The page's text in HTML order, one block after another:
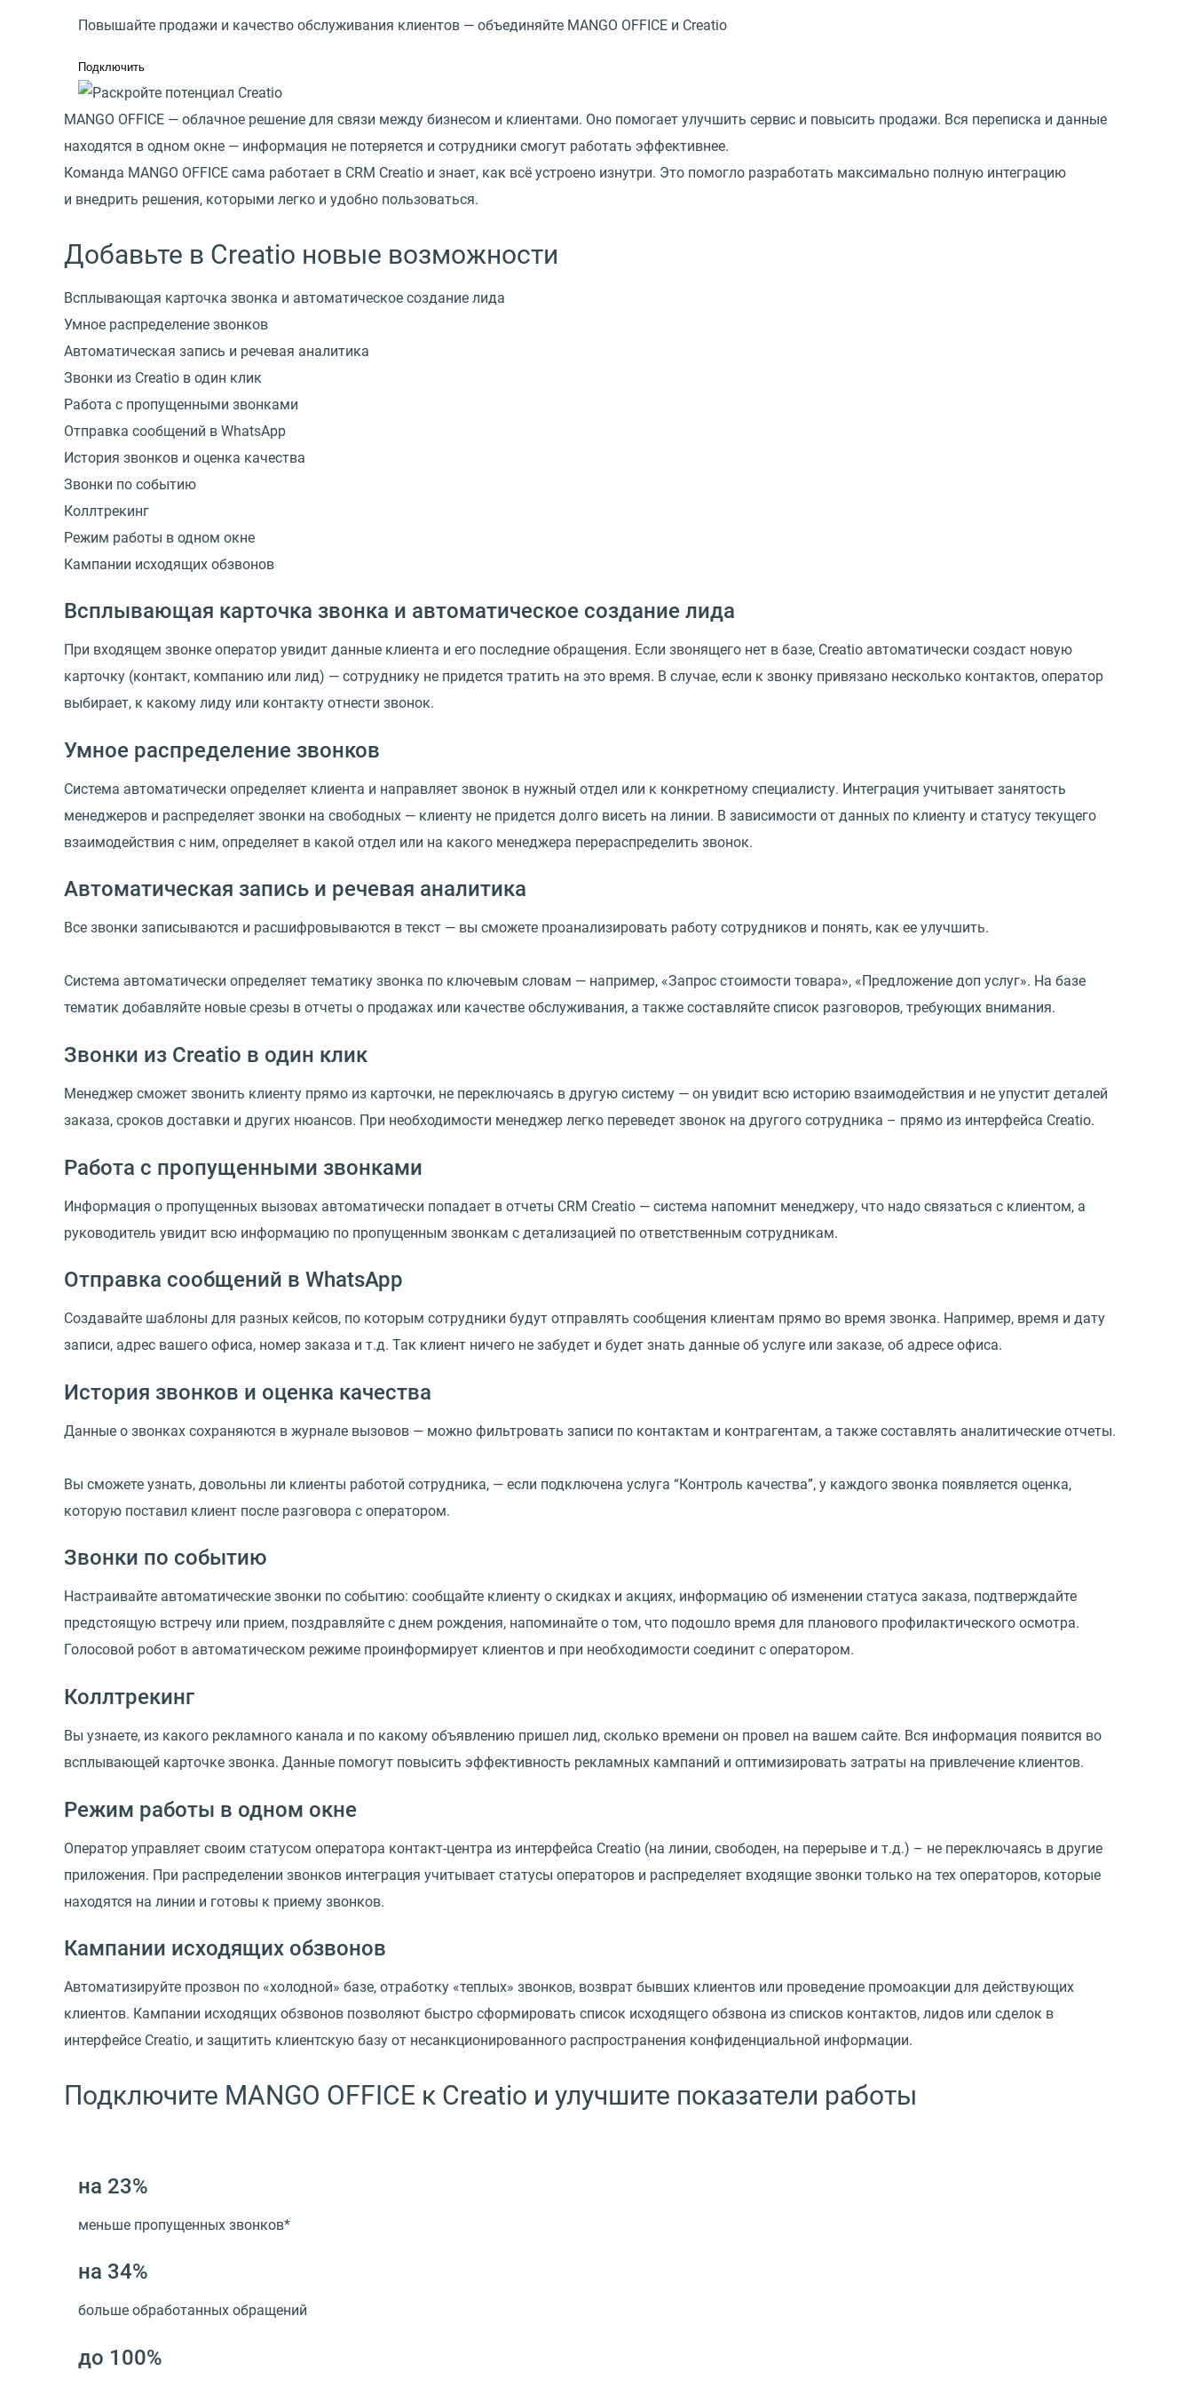
Повышайте продажи и качество обслуживания клиентов — объединяйте MANGO OFFICE и Creatio
Подключить
MANGO OFFICE — облачное решение для связи между бизнесом и клиентами. Оно помогает улучшить сервис и повысить продажи. Вся переписка и данные
находятся в одном окне — информация не потеряется и сотрудники смогут работать эффективнее.
Команда MANGO OFFICE сама работает в CRM Creatio и знает, как всё устроено изнутри. Это помогло разработать максимально полную интеграцию
и внедрить решения, которыми легко и удобно пользоваться.
Добавьте в Creatio новые возможности
Всплывающая карточка звонка и автоматическое создание лида
Умное распределение звонков
Автоматическая запись и речевая аналитика
Звонки из Creatio в один клик
Работа с пропущенными звонками
Отправка сообщений в WhatsApp
История звонков и оценка качества
Звонки по событию
Коллтрекинг
Режим работы в одном окне
Кампании исходящих обзвонов
Всплывающая карточка звонка и автоматическое создание лида
При входящем звонке оператор увидит данные клиента и его последние обращения. Если звонящего нет в базе, Creatio автоматически создаст новую
карточку (контакт, компанию или лид) — сотруднику не придется тратить на это время. В случае, если к звонку привязано несколько контактов, оператор
выбирает, к какому лиду или контакту отнести звонок.
Умное распределение звонков
Система автоматически определяет клиента и направляет звонок в нужный отдел или к конкретному специалисту. Интеграция учитывает занятость
менеджеров и распределяет звонки на свободных — клиенту не придется долго висеть на линии. В зависимости от данных по клиенту и статусу текущего
взаимодействия с ним, определяет в какой отдел или на какого менеджера перераспределить звонок.
Автоматическая запись и речевая аналитика
Все звонки записываются и расшифровываются в текст — вы сможете проанализировать работу сотрудников и понять, как ее улучшить.
Система автоматически определяет тематику звонка по ключевым словам — например, «Запрос стоимости товара», «Предложение доп услуг». На базе
тематик добавляйте новые срезы в отчеты о продажах или качестве обслуживания, а также составляйте список разговоров, требующих внимания.
Звонки из Creatio в один клик
Менеджер сможет звонить клиенту прямо из карточки, не переключаясь в другую систему — он увидит всю историю взаимодействия и не упустит деталей
заказа, сроков доставки и других нюансов. При необходимости менеджер легко переведет звонок на другого сотрудника – прямо из интерфейса Creatio.
Работа с пропущенными звонками
Информация о пропущенных вызовах автоматически попадает в отчеты CRM Creatio — система напомнит менеджеру, что надо связаться с клиентом, а
руководитель увидит всю информацию по пропущенным звонкам с детализацией по ответственным сотрудникам.
Отправка сообщений в WhatsApp
Создавайте шаблоны для разных кейсов, по которым сотрудники будут отправлять сообщения клиентам прямо во время звонка. Например, время и дату
записи, адрес вашего офиса, номер заказа и т.д. Так клиент ничего не забудет и будет знать данные об услуге или заказе, об адресе офиса.
История звонков и оценка качества
Данные о звонках сохраняются в журнале вызовов — можно фильтровать записи по контактам и контрагентам, а также составлять аналитические отчеты.
Вы сможете узнать, довольны ли клиенты работой сотрудника, — если подключена услуга “Контроль качества”, у каждого звонка появляется оценка,
которую поставил клиент после разговора с оператором.
Звонки по событию
Настраивайте автоматические звонки по событию: сообщайте клиенту о скидках и акциях, информацию об изменении статуса заказа, подтверждайте
предстоящую встречу или прием, поздравляйте с днем рождения, напоминайте о том, что подошло время для планового профилактического осмотра.
Голосовой робот в автоматическом режиме проинформирует клиентов и при необходимости соединит с оператором.
Коллтрекинг
Вы узнаете, из какого рекламного канала и по какому объявлению пришел лид, сколько времени он провел на вашем сайте. Вся информация появится во
всплывающей карточке звонка. Данные помогут повысить эффективность рекламных кампаний и оптимизировать затраты на привлечение клиентов.
Режим работы в одном окне
Оператор управляет своим статусом оператора контакт-центра из интерфейса Creatio (на линии, свободен, на перерыве и т.д.) – не переключаясь в другие
приложения. При распределении звонков интеграция учитывает статусы операторов и распределяет входящие звонки только на тех операторов, которые
находятся на линии и готовы к приему звонков.
Кампании исходящих обзвонов
Автоматизируйте прозвон по «холодной» базе, отработку «теплых» звонков, возврат бывших клиентов или проведение промоакции для действующих
клиентов. Кампании исходящих обзвонов позволяют быстро сформировать список исходящего обзвона из списков контактов, лидов или сделок в
интерфейсе Creatio, и защитить клиентскую базу от несанкционированного распространения конфиденциальной информации.
Подключите MANGO OFFICE к Creatio и улучшите показатели работы
на 23%
меньше пропущенных звонков*
на 34%
больше обработанных обращений
до 100%